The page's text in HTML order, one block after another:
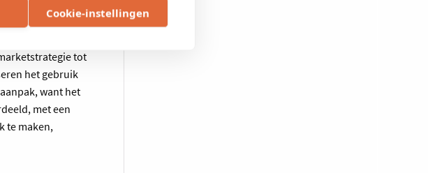
Cookie-instellingen
toenemen, lijkt
tot
het gebruik
want het
met een
te maken,